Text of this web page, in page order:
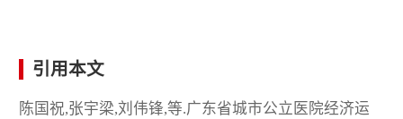
引用本文
陈国祝,张宇梁,刘伟锋,等.广东省城市公立医院经济运